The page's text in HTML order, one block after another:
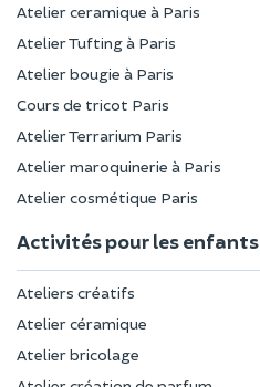
Atelier ceramique à Paris
Atelier Tufting à Paris
Atelier bougie à Paris
Cours de tricot Paris
Atelier Terrarium Paris
Atelier maroquinerie à Paris
Atelier cosmétique Paris
Activités pour les enfants
Ateliers créatifs
Atelier céramique
Atelier bricolage